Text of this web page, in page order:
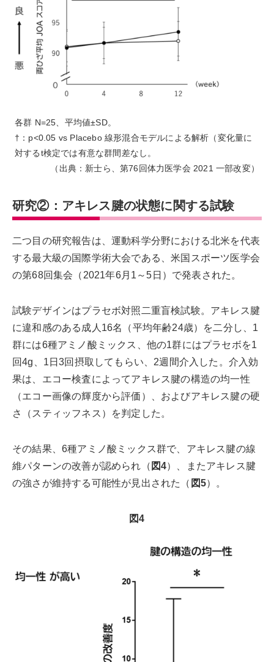
各群 N=25、平均値±SD。
†：p<0.05 vs Placebo 線形混合モデルによる解析（変化量に
対するt検定では有意な群間差なし。
（出典：新士ら、第76回体力医学会 2021 一部改変）
研究②：アキレス腱の状態に関する試験
二つ目の研究報告は、運動科学分野における北米を代表
する最大級の国際学術大会である、米国スポーツ医学会
の第68回集会（2021年6月1～5日）で発表された。
試験デザインはプラセボ対照二重盲検試験。アキレス腱
に違和感のある成人16名（平均年齢24歳）を二分し、1
群には6種アミノ酸ミックス、他の1群にはプラセボを1
回4g、1日3回摂取してもらい、2週間介入した。介入効
果は、エコー検査によってアキレス腱の構造の均一性
（エコー画像の輝度から評価）、およびアキレス腱の硬
さ（スティッフネス）を判定した。
その結果、6種アミノ酸ミックス群で、アキレス腱の線
維パターンの改善が認められ（ 図4）、またアキレス腱
の強さが維持する可能性が見出された（ 図5）。
図4